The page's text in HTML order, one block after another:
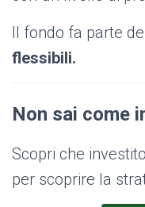
Il fondo fa parte
flessibili.
Non sai come
Scopri che
per scoprire la